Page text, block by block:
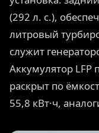
(292 л. с.),
литровый
служит
Аккумулятор LFP
раскрыт по
55,8 кВт·ч,